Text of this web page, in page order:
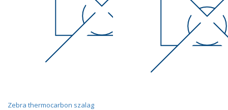
Zebra thermocarbon szalag